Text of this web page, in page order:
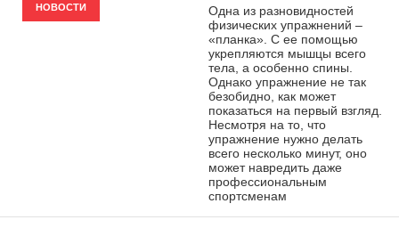
НОВОСТИ
Одна из разновидностей
физических упражнений –
«планка». С ее помощью
укрепляются мышцы всего
тела, а особенно спины.
Однако упражнение не так
безобидно, как может
показаться на первый взгляд.
Несмотря на то, что
упражнение нужно делать
всего несколько минут, оно
может навредить даже
профессиональным
спортсменам